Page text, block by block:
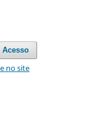
Acesso
no site